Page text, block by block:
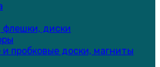
флешки, диски
пробковые доски, магниты